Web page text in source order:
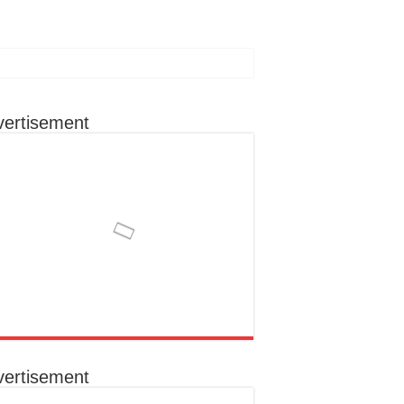
रहूँगा कार्य
कराना उनकी प्राथमिकता